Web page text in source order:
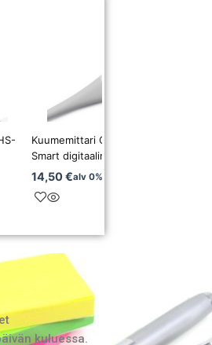
Kuumemittari Omron Flex Temp
Smart digitaalinen
14,50€alv 0%
kuluessa.